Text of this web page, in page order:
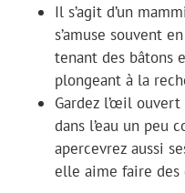
Il s’agit d’un
s’amuse souvent
tenant des bâtons
plongeant à la
Gardez l’œil
dans l’eau un peu
apercevrez aussi
elle aime faire des